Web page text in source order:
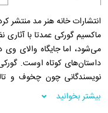
انتشارات خانه هنر مد منتشر
ماکسیم گورکی عمدتا با
می‌شود، اما جایگاه والای
داستان‌های کوتاه اوست.
نویسندگانی چون چخوف و
بسیاری گورکی را، پس از
ادبیات روسیه می‌دانند.
بیشتر بخوانید